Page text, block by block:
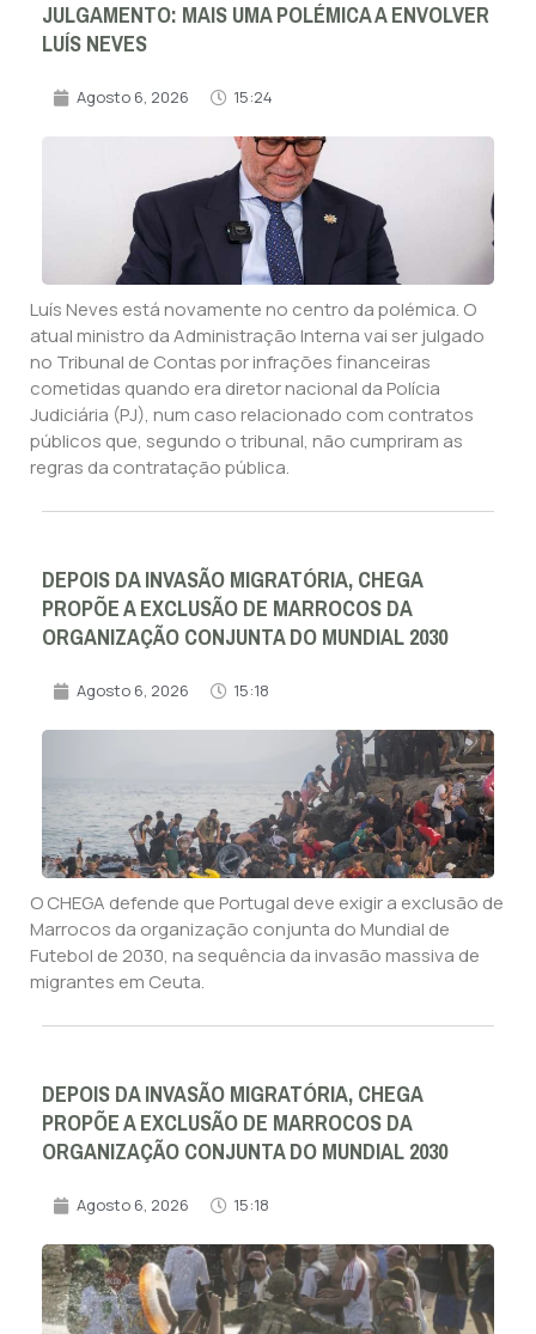
JULGAMENTO: MAIS UMA POLÉMICA A ENVOLVER
LUÍS NEVES
Agosto 6, 2026 15:24
Luís Neves está novamente no centro da polémica. O
atual ministro da Administração Interna vai ser julgado
no Tribunal de Contas por infrações financeiras
cometidas quando era diretor nacional da Polícia
Judiciária (PJ), num caso relacionado com contratos
públicos que, segundo o tribunal, não cumpriram as
regras da contratação pública.
DEPOIS DA INVASÃO MIGRATÓRIA, CHEGA
PROPÕE A EXCLUSÃO DE MARROCOS DA
ORGANIZAÇÃO CONJUNTA DO MUNDIAL 2030
Agosto 6, 2026 15:18
O CHEGA defende que Portugal deve exigir a exclusão de
Marrocos da organização conjunta do Mundial de
Futebol de 2030, na sequência da invasão massiva de
migrantes em Ceuta.
DEPOIS DA INVASÃO MIGRATÓRIA, CHEGA
PROPÕE A EXCLUSÃO DE MARROCOS DA
ORGANIZAÇÃO CONJUNTA DO MUNDIAL 2030
Agosto 6, 2026 15:18